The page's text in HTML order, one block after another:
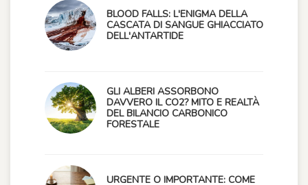
BLOOD FALLS: L'ENIGMA DELLA
CASCATA DI SANGUE GHIACCIATO
DELL'ANTARTIDE
GLI ALBERI ASSORBONO
DAVVERO IL CO2? MITO E REALTÀ
DEL BILANCIO CARBONICO
FORESTALE
URGENTE O IMPORTANTE: COME